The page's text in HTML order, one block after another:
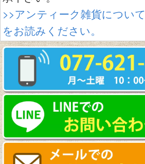
>>アンティーク雑貨につい
をお読みください。